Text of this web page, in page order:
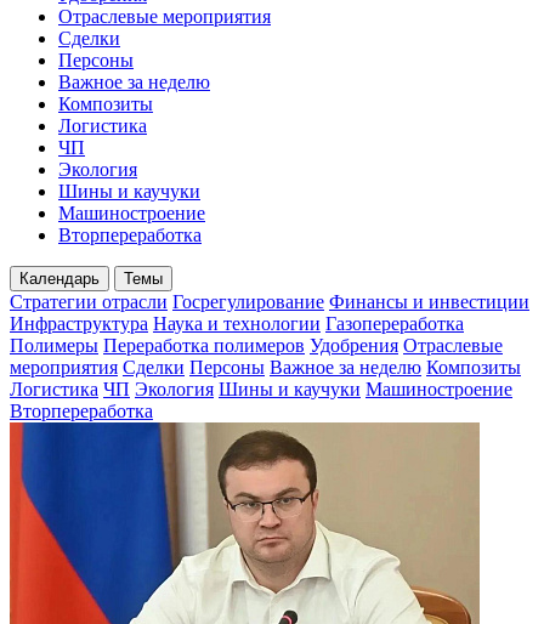
Отраслевые мероприятия
Сделки
Персоны
Важное за неделю
Композиты
Логистика
ЧП
Экология
Шины и каучуки
Машиностроение
Вторпереработка
Календарь Темы
Стратегии отрасли Госрегулирование Финансы и инвестиции
Инфраструктура Наука и технологии Газопереработка
Полимеры Переработка полимеров Удобрения Отраслевые
мероприятия Сделки Персоны Важное за неделю Композиты
Логистика ЧП Экология Шины и каучуки Машиностроение
Вторпереработка